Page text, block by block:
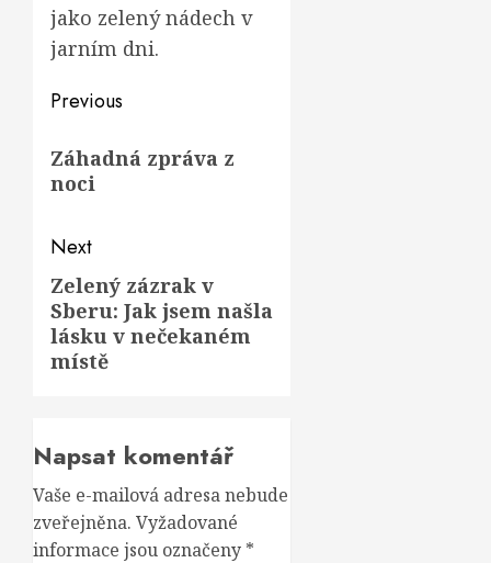
jako zelený nádech v
jarním dni.
Post
navigation
Previous
post:
Záhadná zpráva z
noci
Next
Next
post:
Zelený zázrak v
Sberu: Jak jsem našla
lásku v nečekaném
místě
Napsat komentář
Vaše e-mailová adresa nebude
zveřejněna. Vyžadované
informace jsou označeny *